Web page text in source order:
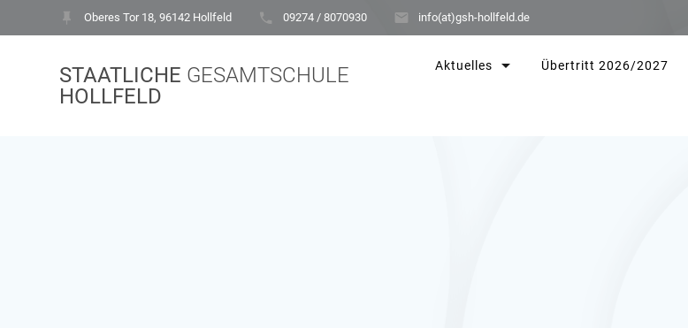
Oberes Tor 18, 96142 Hollfeld 09274 / 8070930 info(at)gsh-hollfeld.de
STAATLICHE GESAMTSCHULE
HOLLFELD
Aktuelles Übertritt 2026/2027